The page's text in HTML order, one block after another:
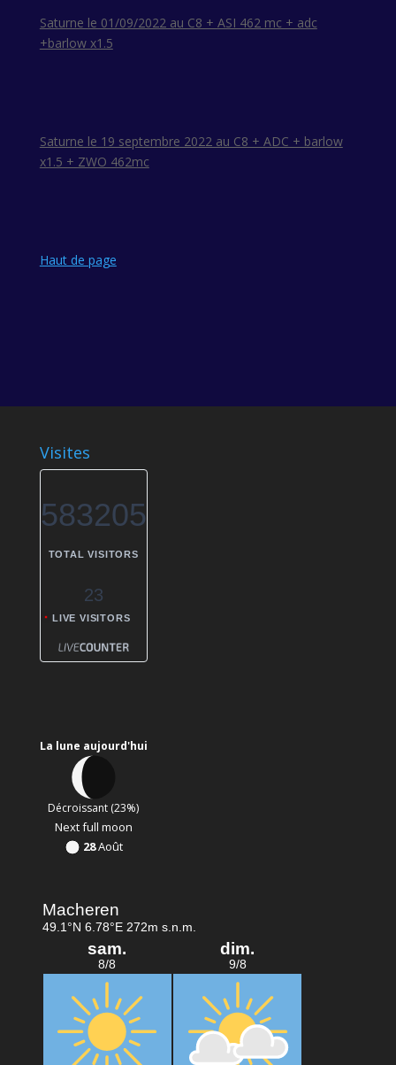
Saturne le 01/09/2022 au C8 + ASI 462 mc + adc
+barlow x1.5
Saturne le 19 septembre 2022 au C8 + ADC + barlow
x1.5 + ZWO 462mc
Haut de page
Visites
583205
TOTAL VISITORS
23
LIVE VISITORS
La lune aujourd'hui
Décroissant (23%)
Next full moon
28Août